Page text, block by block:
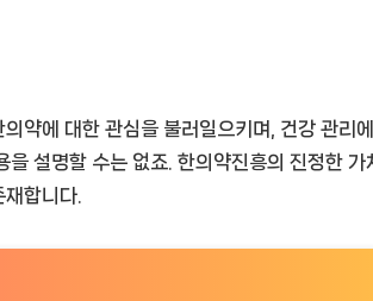
약에 대한 관심을 불러일으키며, 건강 관리
을 설명할 수는 없죠. 한의약진흥의 진정한
합니다.